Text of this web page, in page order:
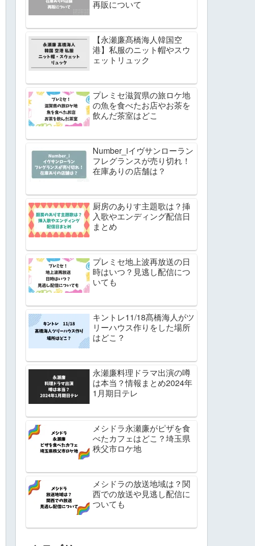
再販について
【永瀬廉髙橋海人韓国空
港】私服のニット帽やスウ
ェットリュック
プレミセ滋賀県の旅ロケ地
の魚を食べたお店やお茶を
飲んだ茶室はどこ
Number_iイヴサンローラン
フレグランスが売り切れ！
在庫ありの店舗は？
厨房のありす主題歌は？挿
入歌やエンディング配信日
まとめ
プレミセ地上波再放送の日
時はいつ？見逃し配信につ
いても
キントレ11/18髙橋海人がツ
リーハウス作りをした場所
はどこ？
永瀬廉料理ドラマ出演の噂
は本当？情報まとめ2024年
1月期日テレ
メシドラ永瀬廉がピザを食
べたカフェはどこ？埼玉県
秩父市ロケ地
メシドラの放送地域は？関
西での放送や見逃し配信に
ついても